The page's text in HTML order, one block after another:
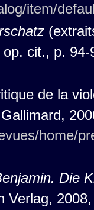
item/
op. cit., p. 94-
de la
home/
Die
Verlag,